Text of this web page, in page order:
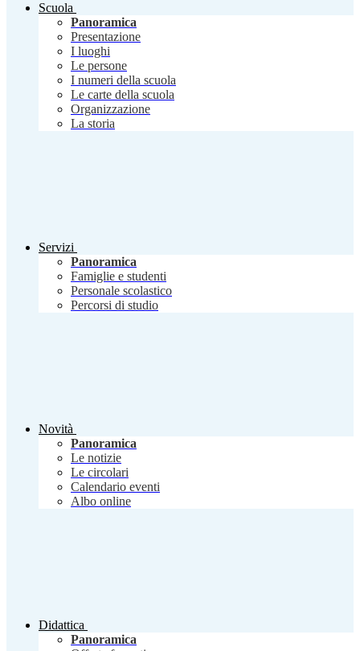
Scuola
Panoramica
Presentazione
I luoghi
Le persone
I numeri della scuola
Le carte della scuola
Organizzazione
La storia
Servizi
Panoramica
Famiglie e studenti
Personale scolastico
Percorsi di studio
Novità
Panoramica
Le notizie
Le circolari
Calendario eventi
Albo online
Didattica
Panoramica